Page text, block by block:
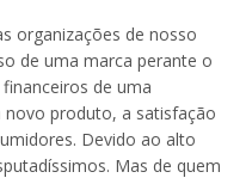
organizações de nosso
de uma marca perante o
de uma
produto, a satisfação
Devido ao alto
Mas de quem